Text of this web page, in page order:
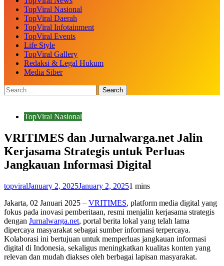
TopViral Nasional
TopViral Daerah
TopViral Infotainment
TopViral Events
Life Style
TopViral Gallery
Redaksi & Legal Hukum
Media Siber
TopViral Nasional
VRITIMES dan Jurnalwarga.net Jalin
Kerjasama Strategis untuk Perluas
Jangkauan Informasi Digital
topviralJanuary 2, 2025January 2, 20251 mins
Jakarta, 02 Januari 2025 – VRITIMES, platform media digital yang
fokus pada inovasi pemberitaan, resmi menjalin kerjasama strategis
dengan Jurnalwarga.net, portal berita lokal yang telah lama
dipercaya masyarakat sebagai sumber informasi terpercaya.
Kolaborasi ini bertujuan untuk memperluas jangkauan informasi
digital di Indonesia, sekaligus meningkatkan kualitas konten yang
relevan dan mudah diakses oleh berbagai lapisan masyarakat.